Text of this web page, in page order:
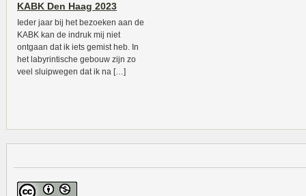
KABK Den Haag 2023
Ieder jaar bij het bezoeken aan de
KABK kan de indruk mij niet
ontgaan dat ik iets gemist heb. In
het labyrintische gebouw zijn zo
veel sluipwegen dat ik na […]